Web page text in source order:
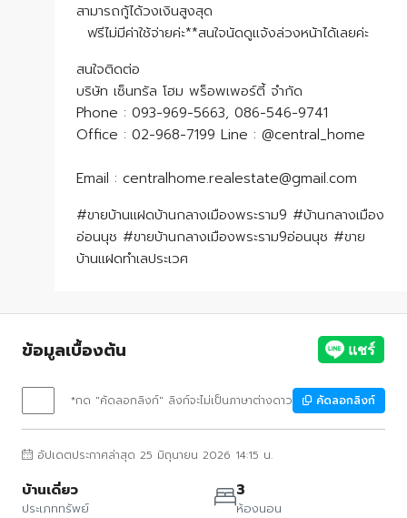
สามารถกู้ได้วงเงินสูงสุด
ฟรีไม่มีค่าใช้จ่ายค่ะ**สนใจนัดดูแจ้งล่วงหน้าได้เลยค่ะ
สนใจติดต่อ
บริษัท เซ็นทรัล โฮม พร็อพเพอร์ตี้ จำกัด
Phone : 093-969-5663, 086-546-9741
Office : 02-968-7199 Line : @central_home
​​​​​​​Email : centralhome.realestate@gmail.com
#ขายบ้านแฝดบ้านกลางเมืองพระราม9 #บ้านกลางเมือง
อ่อนนุช #ขายบ้านกลางเมืองพระราม9อ่อนนุช #ขาย
บ้านแฝดทำเลประเวศ
ข้อมูลเบื้องต้น
*กด "คัดลอกลิงก์" ลิงก์จะไม่เป็นภาษาต่างดาว คัดลอกลิงก์
อัปเดตประกาศล่าสุด 25 มิถุนายน 2026 14:15 น.
บ้านเดี่ยว
ประเภททรัพย์
3
ห้องนอน